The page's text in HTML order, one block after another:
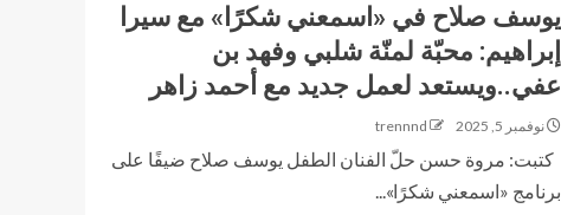
يوسف صلاح في «اسمعني شكرًا» مع سيرا
إبراهيم: محبّة لمنّة شلبي وفهد بن
عفي..ويستعد لعمل جديد مع أحمد زاهر
نوفمبر 5, 2025 trennnd
كتبت: مروة حسن حلّ الفنان الطفل يوسف صلاح ضيفًا على
برنامج «اسمعني شكرًا»...